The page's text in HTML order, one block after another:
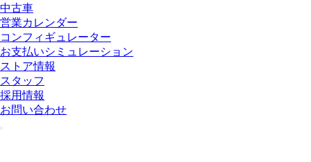
中古車
営業カレンダー
コンフィギュレーター
お支払いシミュレーション
ストア情報
スタッフ
採用情報
お問い合わせ